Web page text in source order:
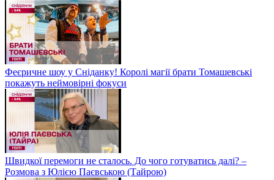
Феєричне шоу у Сніданку! Королі магії брати Томашевські
покажуть неймовірні фокуси
Швидкої перемоги не сталось. До чого готуватись далі? –
Розмова з Юлією Паєвською (Тайрою)